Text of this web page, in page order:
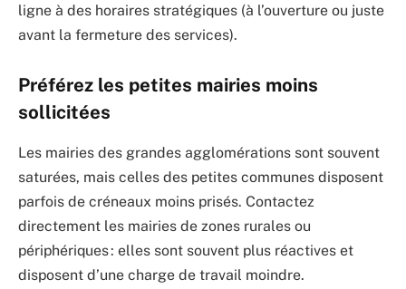
ligne à des horaires stratégiques (à l’ouverture ou juste
avant la fermeture des services).
Préférez les petites mairies moins
sollicitées
Les mairies des grandes agglomérations sont souvent
saturées, mais celles des petites communes disposent
parfois de créneaux moins prisés. Contactez
directement les mairies de zones rurales ou
périphériques : elles sont souvent plus réactives et
disposent d’une charge de travail moindre.